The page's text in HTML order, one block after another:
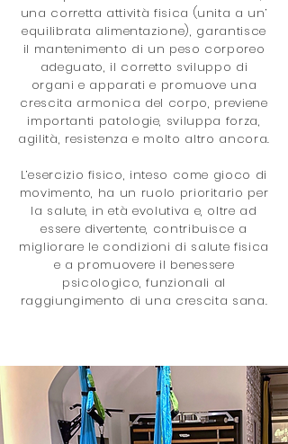
una corretta attività fisica (unita a un’
equilibrata alimentazione), garantisce
il mantenimento di un peso corporeo
adeguato, il corretto sviluppo di
organi e apparati e promuove una
crescita armonica del corpo, previene
importanti patologie, sviluppa forza,
agilità, resistenza e molto altro ancora.
L’esercizio fisico, inteso come gioco di
movimento, ha un ruolo prioritario per
la salute, in età evolutiva e, oltre ad
essere divertente, contribuisce a
migliorare le condizioni di salute fisica
e a promuovere il benessere
psicologico, funzionali al
raggiungimento di una crescita sana.